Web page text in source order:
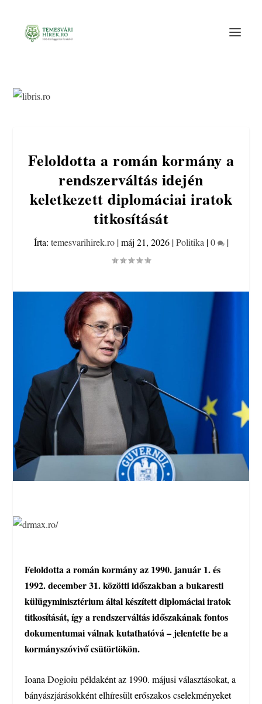
Feloldotta a román kormány a
rendszerváltás idején
keletkezett diplomáciai iratok
titkosítását
Írta: temesvarihirek.ro|máj 21, 2026|Politika |0 |
Feloldotta a román kormány az 1990. január 1. és
1992. december 31. közötti időszakban a bukaresti
külügyminisztérium által készített diplomáciai iratok
titkosítását, így a rendszerváltás időszakának fontos
dokumentumai válnak kutathatóvá – jelentette be a
kormányszóvivő csütörtökön.
Ioana Dogioiu példaként az 1990. májusi választásokat, a
bányászjárásokként elhíresült erőszakos cselekményeket